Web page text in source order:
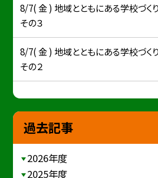
8/7( 金 ) 地域とともにある学校づく
その３
8/7( 金 ) 地域とともにある学校づく
その２
過去記事
2026年度
2025年度